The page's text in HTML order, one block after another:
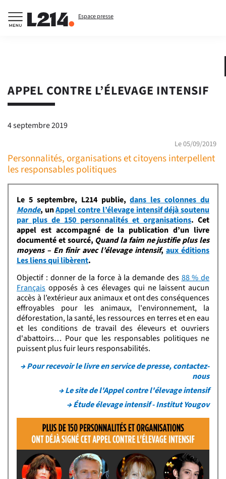
Espace presse
APPEL CONTRE L’ÉLEVAGE INTENSIF
4 septembre 2019
Le 05/09/2019
Personnalités, organisations et citoyens interpellent
les responsables politiques
Le 5 septembre, L214 publie,dans les colonnes du
Monde, unAppel contre l’élevage intensif déjà soutenu
par plus de 150 personnalités et organisations. Cet
appel est accompagné de la publication d’un livre
documenté et sourcé, Quand la faim ne justifie plus les
moyens – En finir avec l’élevage intensif, aux éditions
Les liens qui libèrent.
Objectif : donner de la force à la demande des 88 % de
Français opposés à ces élevages qui ne laissent aucun
accès à l’extérieur aux animaux et ont des conséquences
effroyables pour les animaux, l'environnement, la
déforestation, la santé, les ressources en terres et en eau
et les conditions de travail des éleveurs et ouvriers
d'abattoirs… Pour que les responsables politiques ne
puissent plus fuir leurs responsabilités.
→ Pour recevoir le livre en service de presse, contactez-
nous
→ Le site de l'Appel contre l'élevage intensif
→ Étude élevage intensif - Institut Yougov